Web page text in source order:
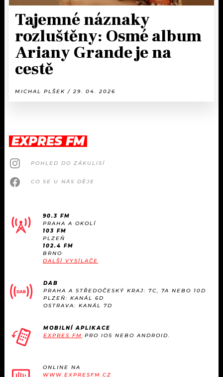
Tajemné náznaky
rozluštěny: Osmé album
Ariany Grande je na
cestě
MICHAL PLŠEK / 29. 04. 2026
EXPRES FM
POHLED DO ZÁKULISÍ
CO SE U NÁS DĚJE
90.3 FM
PRAHA A OKOLÍ
103 FM
PLZEŇ
102.4 FM
BRNO
DALŠÍ VYSÍLAČE
DAB
PRAHA A STŘEDOČESKÝ KRAJ: 7C, 7A NEBO 10D
PLZEŇ: KANÁL 6D
OSTRAVA: KANÁL 7D
MOBILNÍ APLIKACE
EXPRES FM PRO IOS NEBO ANDROID.
ONLINE NA
WWW.EXPRESFM.CZ